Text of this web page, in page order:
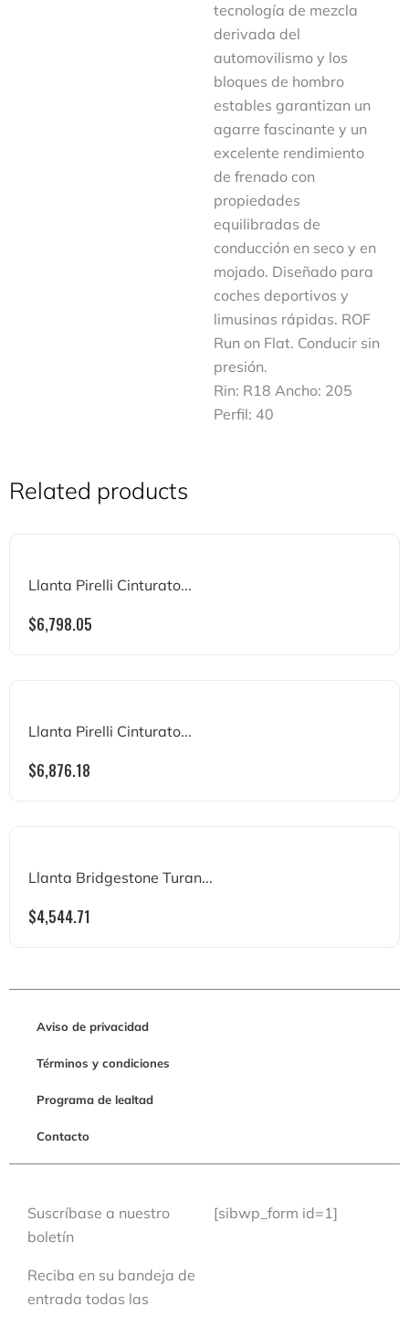
tecnología de mezcla
derivada del
automovilismo y los
bloques de hombro
estables garantizan un
agarre fascinante y un
excelente rendimiento
de frenado con
propiedades
equilibradas de
conducción en seco y en
mojado. Diseñado para
coches deportivos y
limusinas rápidas. ROF
Run on Flat. Conducir sin
presión.
Rin: R18 Ancho: 205
Perfil: 40
Related products
Llanta Pirelli Cinturato...
$6,798.05
Llanta Pirelli Cinturato...
$6,876.18
Llanta Bridgestone Turan...
$4,544.71
Aviso de privacidad
Términos y condiciones
Programa de lealtad
Contacto
Suscríbase a nuestro
boletín
Reciba en su bandeja de
entrada todas las
[sibwp_form id=1]